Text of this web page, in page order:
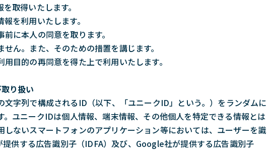
取得いたします。
を利用いたします。
に本人の同意を取ります。
ん。また、そのための措置を講じます。
目的の再同意を得た上で利用いたします。
り扱い
字列で構成されるID（以下、「ユニークID」という。）をランダムに
ユニークIDは個人情報、端末情報、その他個人を特定できる情報とは
ないスマートフォンのアプリケーション等においては、ユーザーを識
供する広告識別子（IDFA）及び、Google社が提供する広告識別子